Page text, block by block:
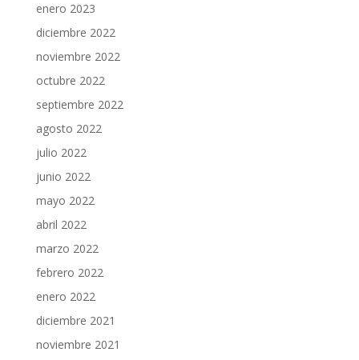
enero 2023
diciembre 2022
noviembre 2022
octubre 2022
septiembre 2022
agosto 2022
julio 2022
junio 2022
mayo 2022
abril 2022
marzo 2022
febrero 2022
enero 2022
diciembre 2021
noviembre 2021